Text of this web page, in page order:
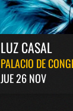
LUZ CASAL
PALACIO DE
JUE 26 NOV